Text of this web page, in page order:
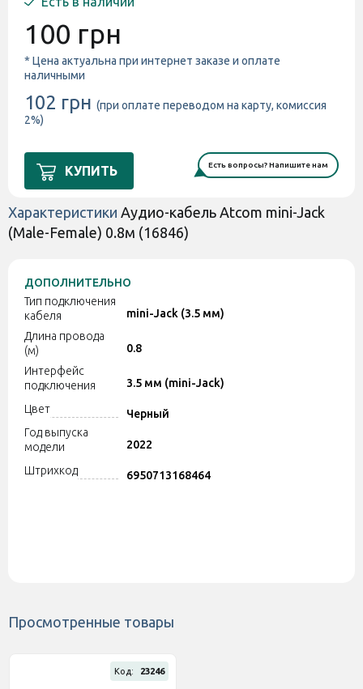
100 грн
* Цена актуальна при интернет заказе и оплате
наличными
102 грн (при оплате переводом на карту, комиссия
2%)
КУПИТЬ Есть вопросы? Напишите нам
Характеристики Аудио-кабель Atcom mini-Jack
(Male-Female) 0.8м (16846)
ДОПОЛНИТЕЛЬНО
Тип подключения
кабеля
mini-Jack (3.5 мм)
Длина провода
(м)
0.8
Интерфейс
подключения
3.5 мм (mini-Jack)
Цвет
Черный
Год выпуска
модели
2022
Штрихкод
6950713168464
Просмотренные товары
Код: 23246